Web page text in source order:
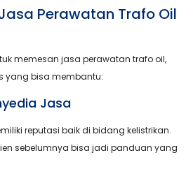
Perawatan Trafo Oil
memesan jasa perawatan trafo oil,
yang bisa membantu:
Jasa
reputasi baik di bidang kelistrikan.
sebelumnya bisa jadi panduan yang